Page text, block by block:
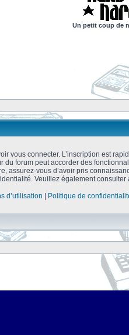
Un petit coup de
vous connecter. L’inscription est
du forum peut accorder des
assurez-vous d’avoir pris
Veuillez également
d’utilisation
Politique de